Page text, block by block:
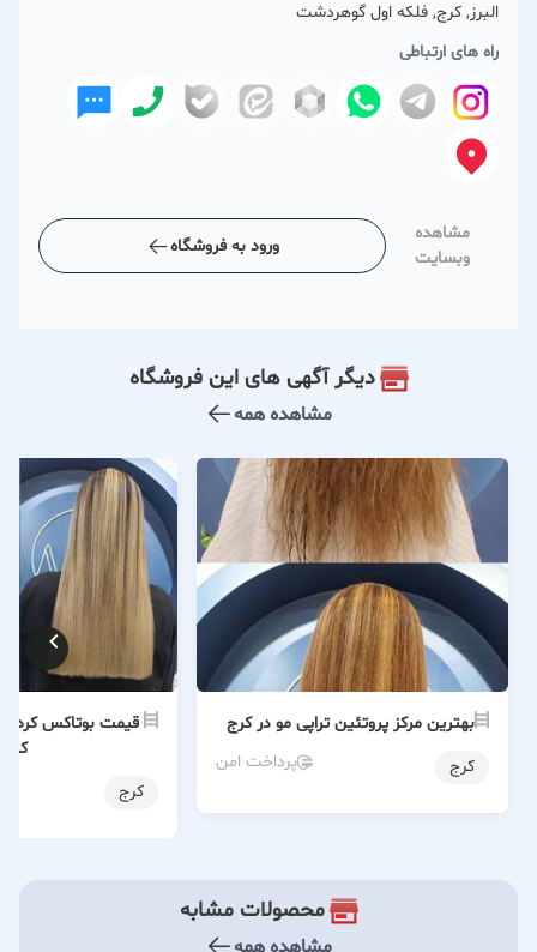
البرز, کرج, فلکه اول گوهردشت
راه های ارتباطی
مشاهده
وبسایت
ورود به فروشگاه
دیگر آگهی های این فروشگاه
مشاهده همه
بهترین مرکز پروتئین تراپی مو در کرج
کرج
پرداخت امن
قیمت بوتاکس
کرج
کرج
محصولات مشابه